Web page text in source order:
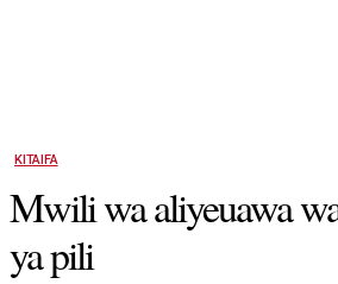
KITAIFA
Mwili wa aliyeuawa
ya pili